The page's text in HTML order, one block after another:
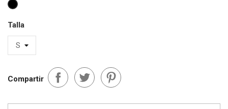
Negro
Talla
Compartir